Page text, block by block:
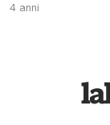
4 anni